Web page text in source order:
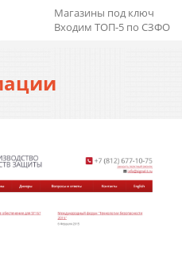
Магазины под ключ
Входим ТОП-5 по СЗФО